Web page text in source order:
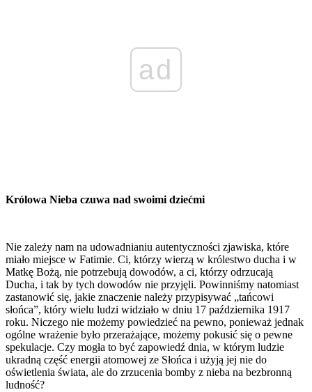
ad
Królowa Nieba czuwa nad swoimi dziećmi
Nie zależy nam na udowadnianiu autentyczności zjawiska, które
miało miejsce w Fatimie. Ci, którzy wierzą w królestwo ducha i w
Matkę Bożą, nie potrzebują dowodów, a ci, którzy odrzucają
Ducha, i tak by tych dowodów nie przyjęli. Powinniśmy natomiast
zastanowić się, jakie znaczenie należy przypisywać „tańcowi
słońca”, który wielu ludzi widziało w dniu 17 października 1917
roku. Niczego nie możemy powiedzieć na pewno, ponieważ jednak
ogólne wrażenie było przerażające, możemy pokusić się o pewne
spekulacje. Czy mogła to być zapowiedź dnia, w którym ludzie
ukradną część energii atomowej ze Słońca i użyją jej nie do
oświetlenia świata, ale do zrzucenia bomby z nieba na bezbronną
ludność?